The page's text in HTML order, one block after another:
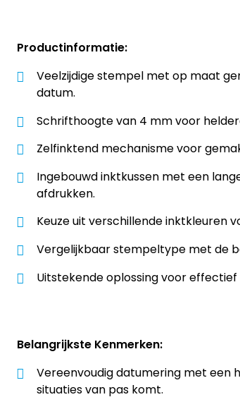
Productinformatie:
Veelzijdige stempel met op maat
datum.
Schrifthoogte van 4 mm voor
Zelfinktend mechanisme voor
Ingebouwd inktkussen met een
afdrukken.
Keuze uit verschillende inktkleuren
Vergelijkbaar stempeltype met de
Uitstekende oplossing voor
Belangrijkste Kenmerken:
Vereenvoudig datumering met een
situaties van pas komt.